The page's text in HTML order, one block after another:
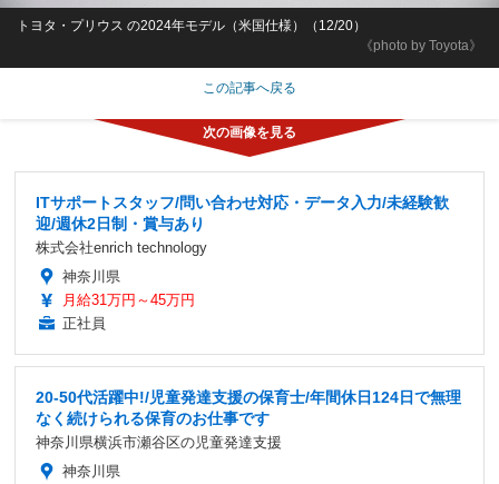
《photo by Toyota》
トヨタ・プリウス の2024年モデル（米国仕様）（12/20）
この記事へ戻る
ITサポートスタッフ/問い合わせ対応・データ入力/未経験歓
迎/週休2日制・賞与あり
株式会社enrich technology
神奈川県
月給31万円～45万円
正社員
20-50代活躍中!/児童発達支援の保育士/年間休日124日で無理
なく続けられる保育のお仕事です
神奈川県横浜市瀬谷区の児童発達支援
神奈川県